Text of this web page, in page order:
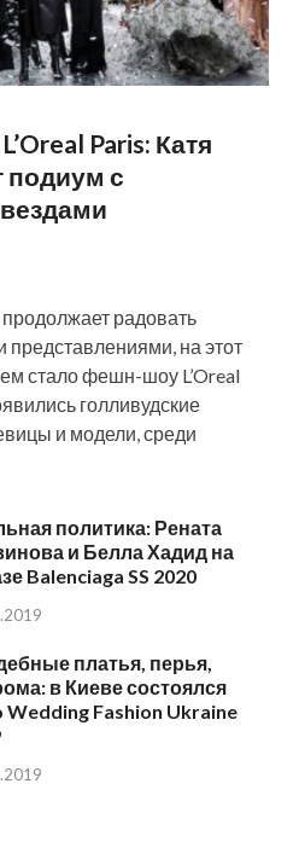
Paris: Катя
подиум с
радовать
на этот
стало фешн-шоу L’Oreal
голливудские
и модели, среди
политика: Рената
и Белла Хадид на
Balenciaga SS 2020
платья, перья,
в Киеве состоялся
Wedding Fashion Ukraine